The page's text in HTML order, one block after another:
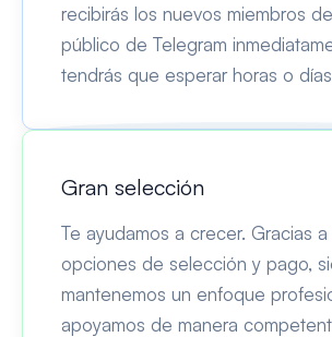
recibirás los nuevos miembros
público de Telegram
tendrás que esperar horas o
Gran selección
Te ayudamos a crecer. Gracias
opciones de selección y pago,
mantenemos un enfoque
apoyamos de manera